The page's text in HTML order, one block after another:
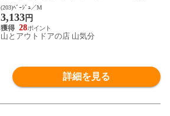
ューズ ストラップ ベルクロ キャンプ レジ
ャー 通勤 通学 デイリー トラベル 女性 フ
ットウェア AL5501 ベｰジュ
(203)ﾍﾞｰｼﾞｭ／M
3,133円
28
山とアウトドアの店 山気分
詳細を見る